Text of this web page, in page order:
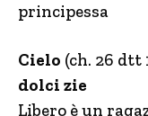
principessa
Cielo (ch. 26 dtt
dolci zie
Libero è un